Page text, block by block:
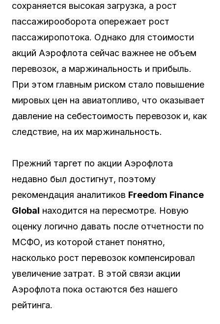
сохраняется высокая загрузка, а рост
пассажирооборота опережает рост
пассажиропотока. Однако для стоимости
акций Аэрофлота сейчас важнее не объем
перевозок, а маржинальность и прибыль.
При этом главным риском стало повышение
мировых цен на авиатопливо, что оказывает
давление на себестоимость перевозок и, как
следствие, на их маржинальность.
Прежний таргет по акции Аэрофлота
недавно был достигнут, поэтому
рекомендация аналитиков Freedom Finance
Global находится на пересмотре. Новую
оценку логично давать после отчетности по
МСФО, из которой станет понятно,
насколько рост перевозок компенсировал
увеличение затрат. В этой связи акции
Аэрофлота пока остаются без нашего
рейтинга.